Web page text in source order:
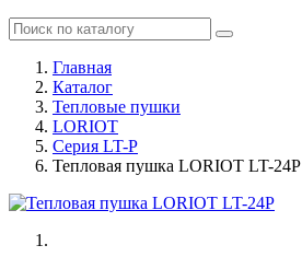
Главная
Каталог
Тепловые пушки
LORIOT
Серия LT-P
Тепловая пушка LORIOT LT-24P